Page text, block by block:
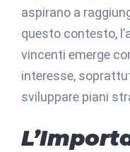
aspirano a
questo contesto,
vincenti emerge
interesse,
sviluppare piani